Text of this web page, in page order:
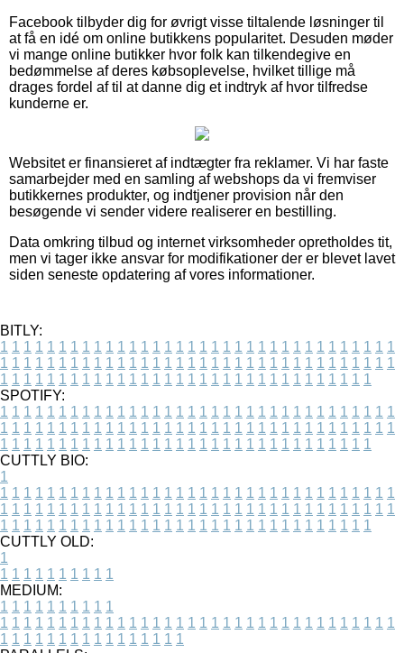
Facebook tilbyder dig for øvrigt visse tiltalende løsninger til
at få en idé om online butikkens popularitet. Desuden møder
vi mange online butikker hvor folk kan tilkendegive en
bedømmelse af deres købsoplevelse, hvilket tillige må
drages fordel af til at danne dig et indtryk af hvor tilfredse
kunderne er.
Websitet er finansieret af indtægter fra reklamer. Vi har faste
samarbejder med en samling af webshops da vi fremviser
butikkernes produkter, og indtjener provision når den
besøgende vi sender videre realiserer en bestilling.
Data omkring tilbud og internet virksomheder opretholdes tit,
men vi tager ikke ansvar for modifikationer der er blevet lavet
siden seneste opdatering af vores informationer.
BITLY:
1 1 1 1 1 1 1 1 1 1 1 1 1 1 1 1 1 1 1 1 1 1 1 1 1 1 1 1 1 1 1 1 1 1
1 1 1 1 1 1 1 1 1 1 1 1 1 1 1 1 1 1 1 1 1 1 1 1 1 1 1 1 1 1 1 1 1 1
1 1 1 1 1 1 1 1 1 1 1 1 1 1 1 1 1 1 1 1 1 1 1 1 1 1 1 1 1 1 1 1
SPOTIFY:
1 1 1 1 1 1 1 1 1 1 1 1 1 1 1 1 1 1 1 1 1 1 1 1 1 1 1 1 1 1 1 1 1 1
1 1 1 1 1 1 1 1 1 1 1 1 1 1 1 1 1 1 1 1 1 1 1 1 1 1 1 1 1 1 1 1 1 1
1 1 1 1 1 1 1 1 1 1 1 1 1 1 1 1 1 1 1 1 1 1 1 1 1 1 1 1 1 1 1 1
CUTTLY BIO:
1
1 1 1 1 1 1 1 1 1 1 1 1 1 1 1 1 1 1 1 1 1 1 1 1 1 1 1 1 1 1 1 1 1 1
1 1 1 1 1 1 1 1 1 1 1 1 1 1 1 1 1 1 1 1 1 1 1 1 1 1 1 1 1 1 1 1 1 1
1 1 1 1 1 1 1 1 1 1 1 1 1 1 1 1 1 1 1 1 1 1 1 1 1 1 1 1 1 1 1 1
CUTTLY OLD:
1
1 1 1 1 1 1 1 1 1 1
MEDIUM:
1 1 1 1 1 1 1 1 1 1
1 1 1 1 1 1 1 1 1 1 1 1 1 1 1 1 1 1 1 1 1 1 1 1 1 1 1 1 1 1 1 1 1 1
1 1 1 1 1 1 1 1 1 1 1 1 1 1 1 1